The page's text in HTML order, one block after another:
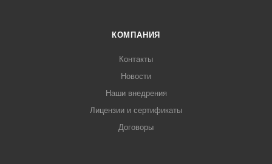
КОМПАНИЯ
Контакты
Новости
Наши внедрения
Лицензии и сертификаты
Договоры